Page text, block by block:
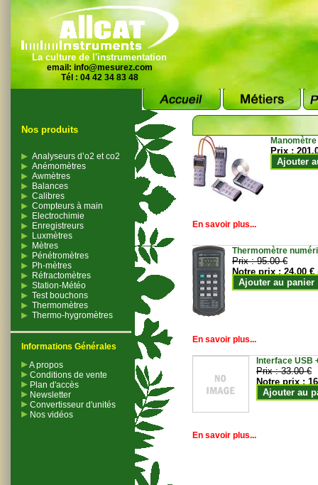
La culture de l'instrumentation
email: info@mesurez.com
Tél : 04 42 34 83 48
Nos produits
Analyseurs d’o2 et co2
Anémomètres
Awmètres
Balances
Calibres
Compteurs à main
Electrochimie
Enregistreurs
Luxmètres
Mètres
Pénétromètres
Ph-mètres
Réfractomètres
Station-Météo
Test bouchons
Thermomètres
Thermo-hygromètres
Informations Générales
A propos
Conditions de vente
Plan d'accès
Newsletter
Convertisseur d'unités
Nos vidéos
Prix :
Ajouter
En savoir plus...
Thermomètre
Prix :95.00 €
Notre prix :24.00 €
Ajouter au panier
En savoir plus...
Interface USB
Prix :33.00 €
Notre prix :
Ajouter au
En savoir plus...